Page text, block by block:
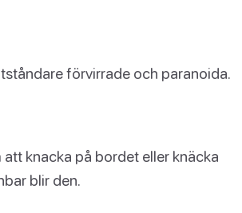
förvirrade och paranoida.
knacka på bordet eller knäcka
blir den.